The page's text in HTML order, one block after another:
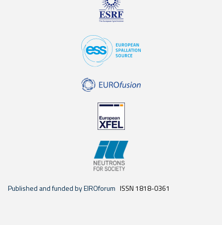
Published and funded by EIROforum ISSN 1818-0361